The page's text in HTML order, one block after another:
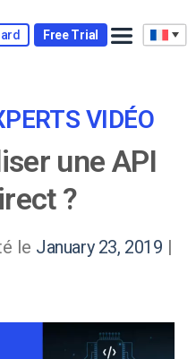
Free Trial
VIDÉO
une API
?
le January 23, 2019 |